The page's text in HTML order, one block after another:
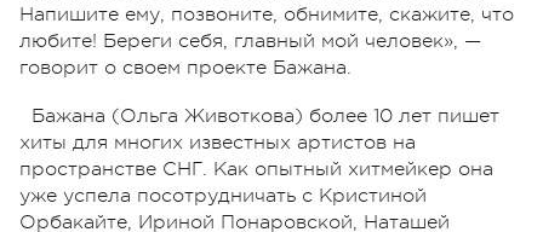
Напишите ему, позвоните, обнимите, скажите, что
любите! Береги себя, главный мой человек», —
говорит о своем проекте Бажана.
Бажана (Ольга Животкова) более 10 лет пишет
хиты для многих известных артистов на
пространстве СНГ. Как опытный хитмейкер она
уже успела посотрудничать с Кристиной
Орбакайте, Ириной Понаровской, Наташей